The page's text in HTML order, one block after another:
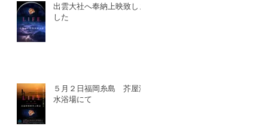
出雲大社へ奉納上映致しま
した
５月２日福岡糸島 芥屋海
水浴場にて